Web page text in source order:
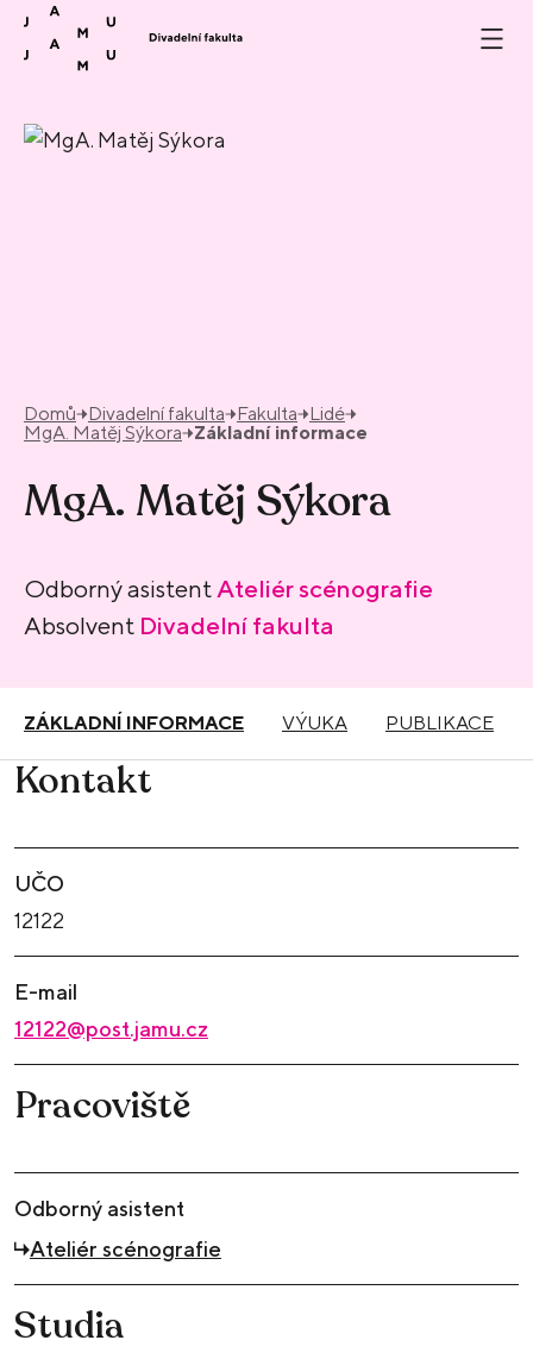
Přeskočit na obsah
Domů Divadelní fakulta Fakulta
Lidé
MgA. Matěj Sýkora
Základní informace
MgA. Matěj Sýkora
Odborný asistent Ateliér scénografie
Absolvent Divadelní fakulta
ZÁKLADNÍ INFORMACE VÝUKA PUBLIKACE
Kontakt
UČO
12122
E-mail
12122@post.jamu.cz
Pracoviště
Odborný asistent
Ateliér scénografie
Studia